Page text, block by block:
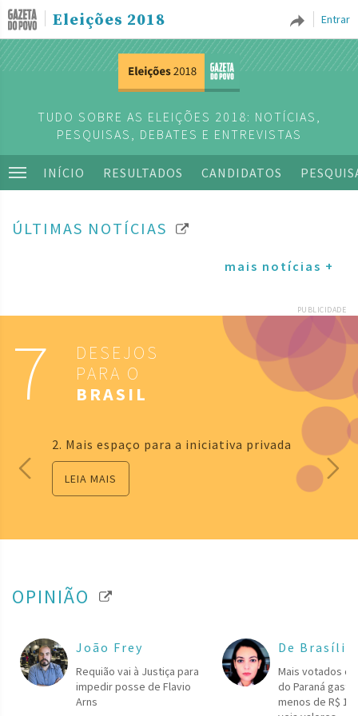
Entrar
Eleições 2018
TUDO SOBRE AS ELEIÇÕES 2018: NOTÍCIAS,
PESQUISAS, DEBATES E ENTREVISTAS
INÍCIO RESULTADOS CANDIDATOS
ÚLTIMAS NOTÍCIAS
mais notícias +
PUBLICIDADE
7
DESEJOS
PARA O
BRASIL
2. Mais espaço para a iniciativa privada
LEIA MAIS
OPINIÃO
João Frey
Requião vai à Justiça para
impedir posse de Flavio
Arns
De Brasília
Mais votados
do Paraná
menos de R$ 1